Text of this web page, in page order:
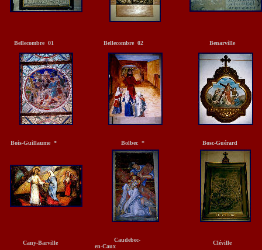
Bellecombre 01 Bellecombre 02 Benarville
Bois-Guillaume * Bolbec * Bosc-Guérard
Cany-Barville
Caudebec-
en-Caux
Cléville